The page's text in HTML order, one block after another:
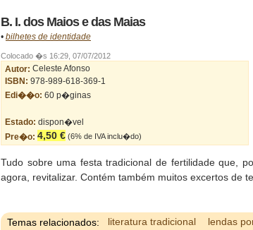
B. I. dos Maios e das Maias
• bilhetes de identidade
Colocado �s 16:29, 07/07/2012
Autor: Celeste Afonso
ISBN: 978-989-618-369-1
Edi��o: 60 p�ginas
Estado: dispon�vel
Pre�o: 4,50 € (6% de IVA inclu�do)
Tudo sobre uma festa tradicional de fertilidade que,
agora, revitalizar. Contém também muitos excertos de
Temas relacionados: literatura tradicional lendas